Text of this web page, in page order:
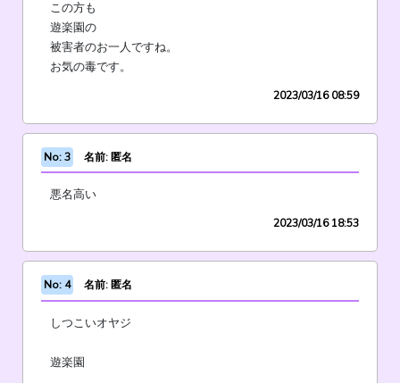
この方も
遊楽園の
被害者のお一人ですね。
お気の毒です。
2023/03/16 08:59
No: 3 名前: 匿名
悪名高い
2023/03/16 18:53
No: 4 名前: 匿名
しつこいオヤジ
遊楽園